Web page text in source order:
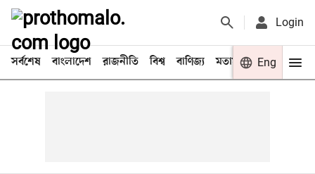
Login
সর্বশেষ বাংলাদেশ রাজনীতি বিশ্ব বাণিজ্য মতামত খেলা
Eng